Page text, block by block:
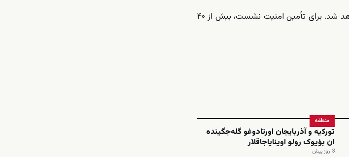
ناوگان جنگنده‌های F-16 نیز در آسمان آنکارا در بالاترین سطح آماده‌باش مستقر خواهد شد. برای تأمین امنیت نشست، بیش از ۴۰
منطقه
تورکیه و آذربایجان اورتادوغو گله‌جگینده
ان بؤیوک رولو اوینایاجاقلار
3 روز پیش